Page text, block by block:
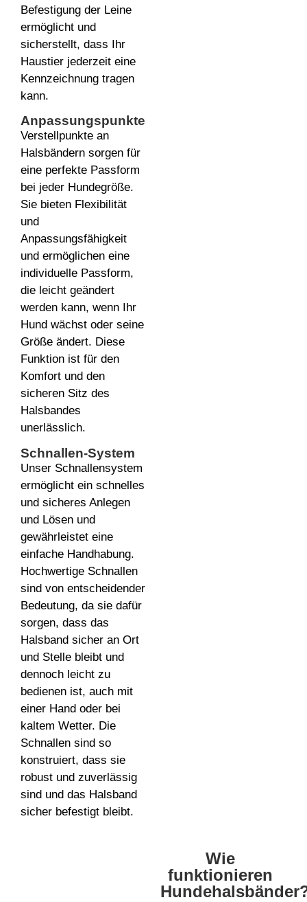
Befestigung der Leine
ermöglicht und
sicherstellt, dass Ihr
Haustier jederzeit eine
Kennzeichnung tragen
kann.
Anpassungspunkte
Verstellpunkte an
Halsbändern sorgen für
eine perfekte Passform
bei jeder Hundegröße.
Sie bieten Flexibilität
und
Anpassungsfähigkeit
und ermöglichen eine
individuelle Passform,
die leicht geändert
werden kann, wenn Ihr
Hund wächst oder seine
Größe ändert. Diese
Funktion ist für den
Komfort und den
sicheren Sitz des
Halsbandes
unerlässlich.
Schnallen-System
Unser Schnallensystem
ermöglicht ein schnelles
und sicheres Anlegen
und Lösen und
gewährleistet eine
einfache Handhabung.
Hochwertige Schnallen
sind von entscheidender
Bedeutung, da sie dafür
sorgen, dass das
Halsband sicher an Ort
und Stelle bleibt und
dennoch leicht zu
bedienen ist, auch mit
einer Hand oder bei
kaltem Wetter. Die
Schnallen sind so
konstruiert, dass sie
robust und zuverlässig
sind und das Halsband
sicher befestigt bleibt.
Wie
funktionieren